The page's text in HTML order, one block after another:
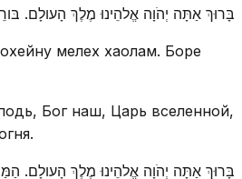
בָּרוּךְ אַתָּה יְהֹוָה אֱלהֵינוּ מֶלֶךְ הָעולָם.
мелех хаолам. Боре
Бог наш, Царь вселенной,
בָּרוּךְ אַתָּה יְהֹוָה אֱלהֵינוּ מֶלֶךְ הָעולָם.